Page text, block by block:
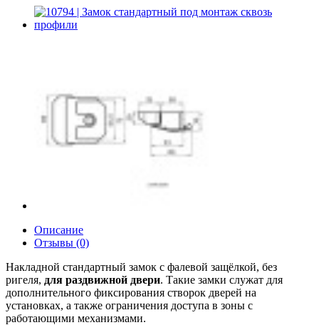
Описание
Отзывы (0)
Накладной стандартный замок с фалевой защёлкой, без
ригеля, для раздвижной двери. Такие замки служат для
дополнительного фиксирования створок дверей на
установках, а также ограничения доступа в зоны с
работающими механизмами.